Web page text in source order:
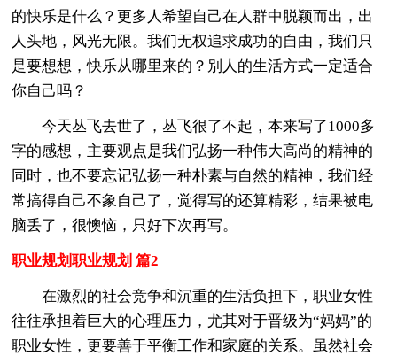
的快乐是什么？更多人希望自己在人群中脱颖而出，出
人头地，风光无限。我们无权追求成功的自由，我们只
是要想想，快乐从哪里来的？别人的生活方式一定适合
你自己吗？
今天丛飞去世了，丛飞很了不起，本来写了1000多
字的感想，主要观点是我们弘扬一种伟大高尚的精神的
同时，也不要忘记弘扬一种朴素与自然的精神，我们经
常搞得自己不象自己了，觉得写的还算精彩，结果被电
脑丢了，很懊恼，只好下次再写。
职业规划职业规划 篇2
在激烈的社会竞争和沉重的生活负担下，职业女性
往往承担着巨大的心理压力，尤其对于晋级为“妈妈”的
职业女性，更要善于平衡工作和家庭的关系。虽然社会